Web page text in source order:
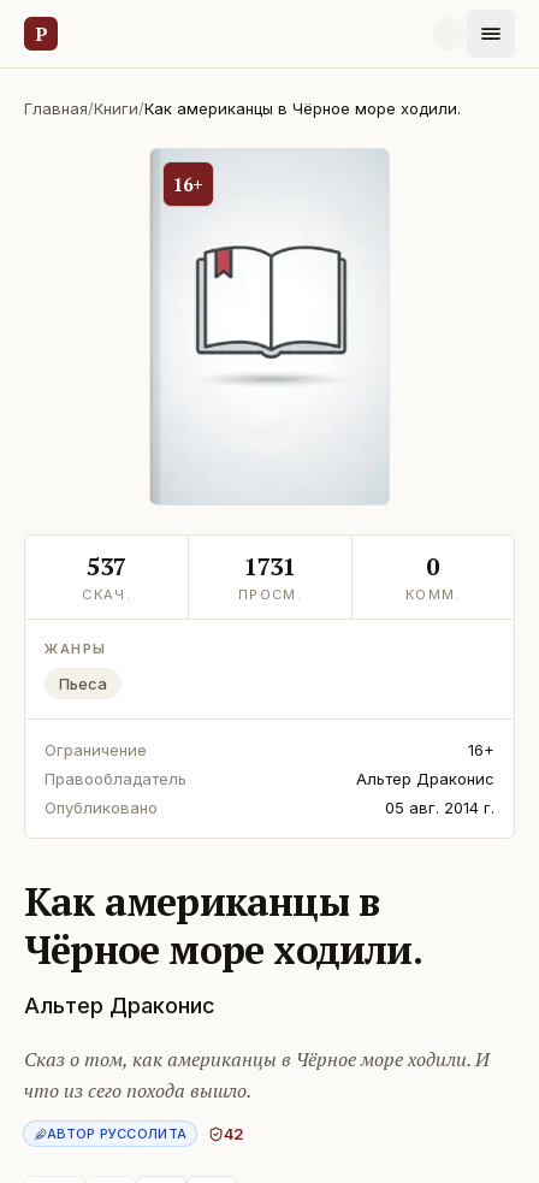
Р
Главная/Книги/Как американцы в Чёрное море ходили.
16+
537
СКАЧ.
1731
ПРОСМ.
0
КОММ.
ЖАНРЫ
Пьеса
Ограничение
16+
Правообладатель
Альтер Драконис
Опубликовано
05 авг. 2014 г.
Как американцы в
Чёрное море ходили.
Альтер Драконис
Сказ о том, как американцы в Чёрное море ходили. И
что из сего похода вышло.
АВТОР РУССОЛИТА 42